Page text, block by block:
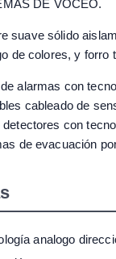
DE VOCEO.
suave sólido
de colores, y forro
alarmas con
cableado de
con
de evacuación
analogo